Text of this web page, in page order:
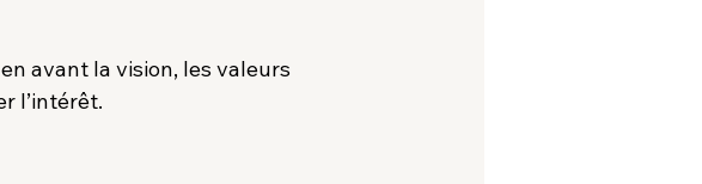
avant la vision, les valeurs
l’intérêt.